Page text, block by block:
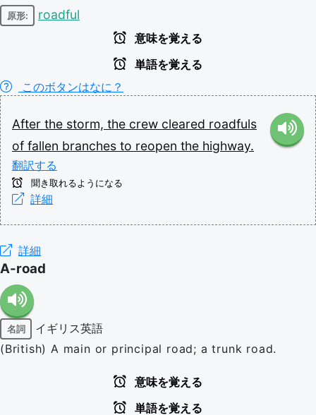
原形: roadful
意味を覚える
単語を覚える
このボタンはなに？
After the storm, the crew cleared roadfuls
of fallen branches to reopen the highway.
翻訳する
聞き取れるようになる
詳細
詳細
A-road
名詞
イギリス英語
(British) A main or principal road; a trunk road.
意味を覚える
単語を覚える